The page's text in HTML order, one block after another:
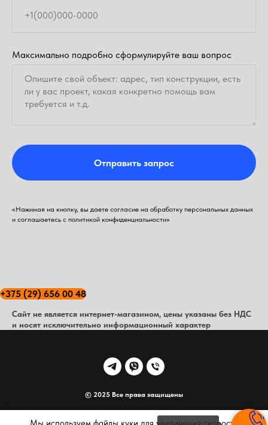
Максимально подробно сформулируйте ваш вопрос
Отправить запрос
«Нажимая на кнопку, вы даете согласие на обработку персональных данных
и соглашаетесь c политикой конфиденциальности»
+375 (29) 656 00 48
Сайт не является интернет-магазином, цены указаны без НДС
и носят исключительно информационный характер
© 2025 Все права защищены